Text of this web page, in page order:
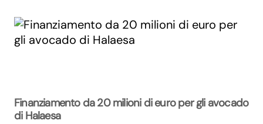
Finanziamento da 20 milioni di euro per gli avocado
di Halaesa